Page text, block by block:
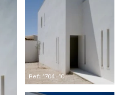
Ref: 1704_10